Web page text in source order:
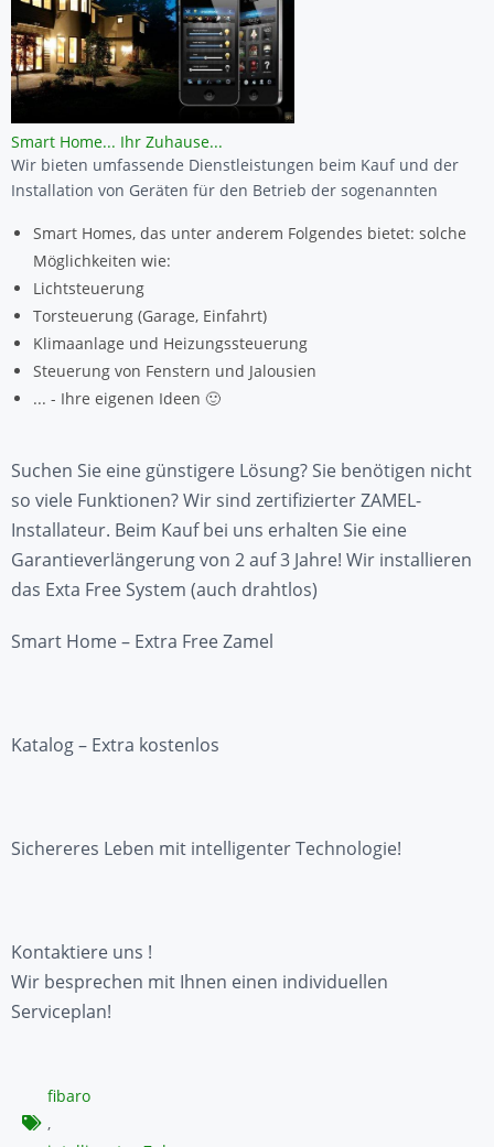
Smart Home... Ihr Zuhause...
Wir bieten umfassende Dienstleistungen beim Kauf und der
Installation von Geräten für den Betrieb der sogenannten
Smart Homes, das unter anderem Folgendes bietet: solche
Möglichkeiten wie:
Lichtsteuerung
Torsteuerung (Garage, Einfahrt)
Klimaanlage und Heizungssteuerung
Steuerung von Fenstern und Jalousien
... - Ihre eigenen Ideen 🙂
Suchen Sie eine günstigere Lösung? Sie benötigen nicht
so viele Funktionen? Wir sind zertifizierter ZAMEL-
Installateur. Beim Kauf bei uns erhalten Sie eine
Garantieverlängerung von 2 auf 3 Jahre! Wir installieren
das Exta Free System (auch drahtlos)
Smart Home – Extra Free Zamel
Katalog – Extra kostenlos
Sichereres Leben mit intelligenter Technologie!
Kontaktiere uns !
Wir besprechen mit Ihnen einen individuellen
Serviceplan!
fibaro
,